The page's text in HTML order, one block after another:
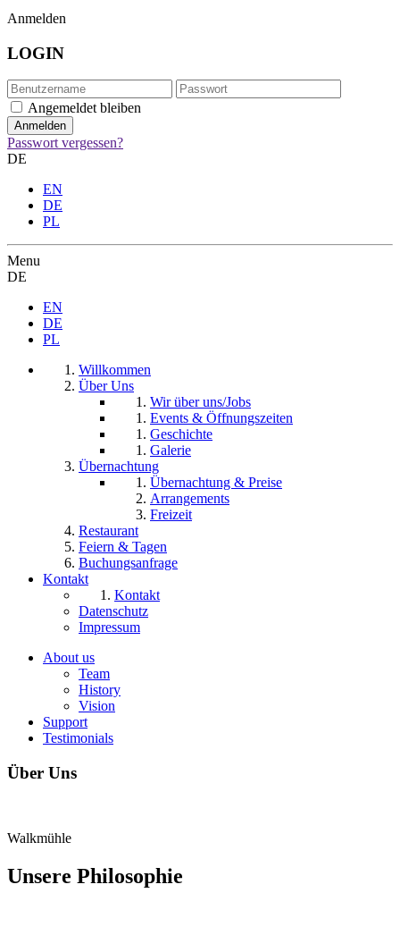
Anmelden
LOGIN
Angemeldet bleiben
Passwort vergessen?
DE
EN
DE
PL
Menu
DE
EN
DE
PL
Willkommen
Über Uns
Wir über uns/Jobs
Events & Öffnungszeiten
Geschichte
Galerie
Übernachtung
Übernachtung & Preise
Arrangements
Freizeit
Restaurant
Feiern & Tagen
Buchungsanfrage
Kontakt
Kontakt
Datenschutz
Impressum
About us
Team
History
Vision
Support
Testimonials
Über Uns
Walkmühle
Unsere Philosophie